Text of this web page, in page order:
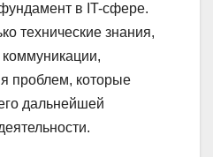
в IT-сфере.
технические знания,
проблем, которые
дальнейшей